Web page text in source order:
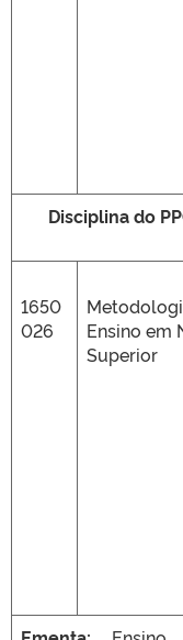
Disciplina do
1650
026
Ensino em
Superior